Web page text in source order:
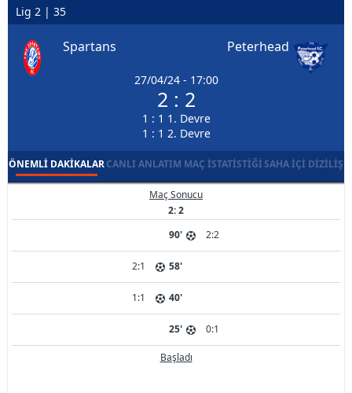
Lig 2 | 35
Spartans
27/04/24 - 17:00
2 : 2
1 : 1 1. Devre
1 : 1 2. Devre
Peterhead
ÖNEMLI DAKIKALARCANLI ANLATIM MAÇ İSTATISTIĞISAHA İÇI DIZILIŞ
Maç Sonucu
2: 2
90'
2:2
2:1 58'
1:1 40'
25' 0:1
Başladı